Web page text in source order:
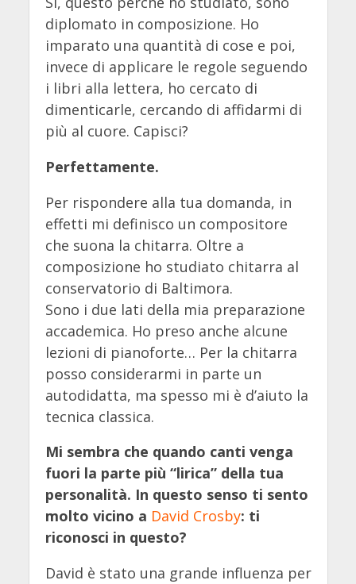
diplomato in composizione. Ho
imparato una quantità di cose e poi,
invece di applicare le regole seguendo
i libri alla lettera, ho cercato di
dimenticarle, cercando di affidarmi di
più al cuore. Capisci?
Perfettamente.
Per rispondere alla tua domanda, in
effetti mi definisco un compositore
che suona la chitarra. Oltre a
composizione ho studiato chitarra al
conservatorio di Baltimora.
Sono i due lati della mia preparazione
accademica. Ho preso anche alcune
lezioni di pianoforte… Per la chitarra
posso considerarmi in parte un
autodidatta, ma spesso mi è d’aiuto la
tecnica classica.
Mi sembra che quando canti venga
fuori la parte più “lirica” della tua
personalità. In questo senso ti sento
molto vicino a David Crosby: ti
riconosci in questo?
David è stato una grande influenza per